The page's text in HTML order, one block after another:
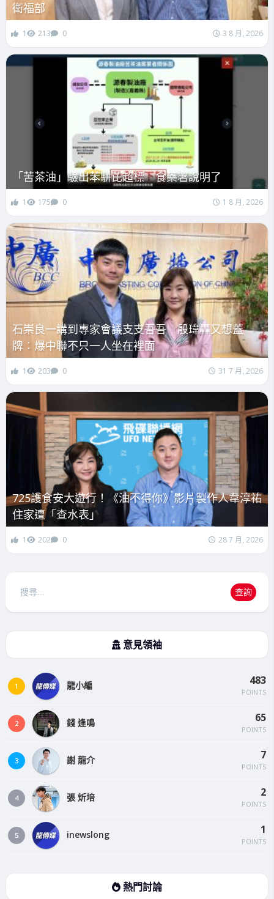
衛福部
1 213 0 3 8 月, 2026
「苦茶油」驗出苯駢芘超標 食藥署說明了
1 175 0 1 8 月, 2026
石崇良一講到專家會議支支吾吾 殷瑋轟又想蓋
牌：爆中聯不只一人坐在裡面
1 203 0 31 7 月, 2026
725護食安大遊行！《油不得你》影片製作人韋淳祐
住家遭「查水表」
1 202 0 28 7 月, 2026
搜
查詢
意見領袖
1 龍小編 483
POINTS
2 錢 逢鳴 65
POINTS
3 謝 龍介 7
POINTS
4 張 炘培 2
POINTS
5 inewslong 1
POINTS
熱門討論